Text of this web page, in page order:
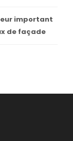
important
de façade